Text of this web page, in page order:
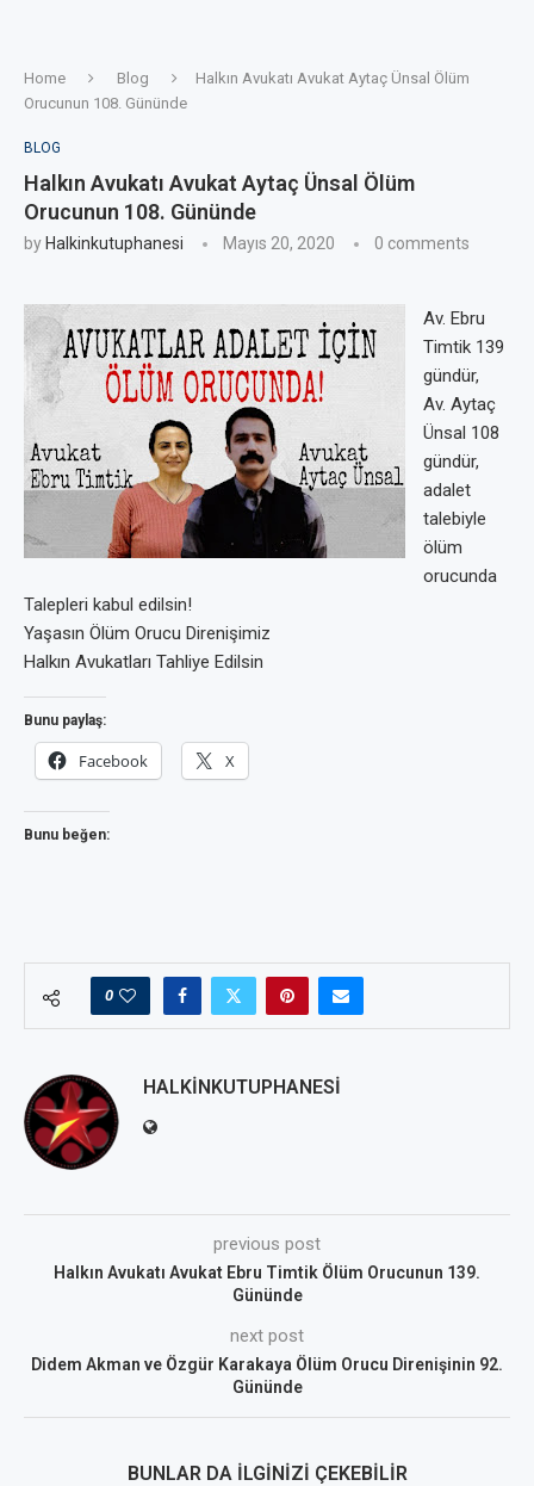
Home Blog
Halkın Avukatı Avukat Aytaç Ünsal Ölüm
Orucunun 108. Gününde
BLOG
Halkın Avukatı Avukat Aytaç Ünsal Ölüm
Orucunun 108. Gününde
by Halkinkutuphanesi Mayıs 20, 2020 0 comments
Av. Ebru
Timtik 139
gündür,
Av. Aytaç
Ünsal 108
gündür,
adalet
talebiyle
ölüm
orucunda
Talepleri kabul edilsin!
Yaşasın Ölüm Orucu Direnişimiz
Halkın Avukatları Tahliye Edilsin
Bunu paylaş:
Facebook X
Bunu beğen:
0
HALKINKUTUPHANESI
previous post
Halkın Avukatı Avukat Ebru Timtik Ölüm Orucunun 139.
Gününde
next post
Didem Akman ve Özgür Karakaya Ölüm Orucu Direnişinin 92.
Gününde
BUNLAR DA İLGINIZI ÇEKEBILIR